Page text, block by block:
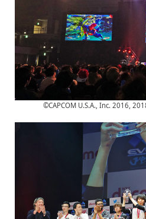
©CAPCOM U.S.A., Inc. 2016,